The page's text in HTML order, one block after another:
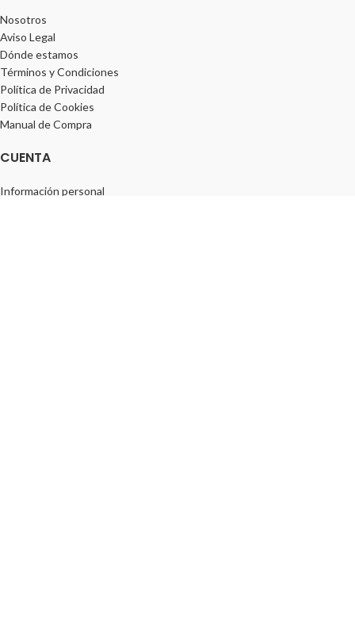
Nosotros
Aviso Legal
Dónde estamos
Términos y Condiciones
Política de Privacidad
Política de Cookies
Manual de Compra
CUENTA
Información personal